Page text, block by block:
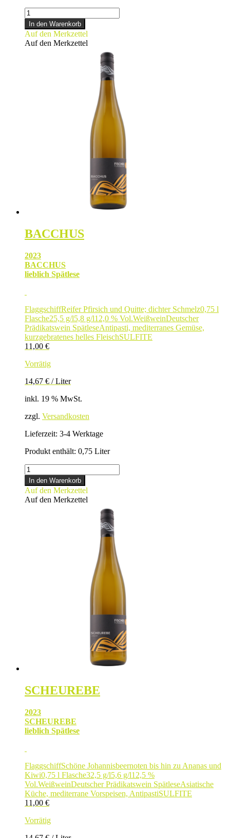
GEWÜRZTRAMINER
Menge
In den Warenkorb
Auf den Merkzettel
Auf den Merkzettel
BACCHUS
2023
BACCHUS
lieblich Spätlese
FlaggschiffReifer Pfirsich und Quitte; dichter Schmelz0,75 l
Flasche25,5 g/l5,8 g/l12,0 % Vol.WeißweinDeutscher
Prädikatswein SpätleseAntipasti, mediterranes Gemüse,
kurzgebratenes helles FleischSULFITE
11,00 €
Vorrätig
14,67 € /Liter
inkl. 19 % MwSt.
zzgl. Versandkosten
Lieferzeit: 3-4 Werktage
Produkt enthält: 0,75 Liter
BACCHUS
Menge
In den Warenkorb
Auf den Merkzettel
Auf den Merkzettel
SCHEUREBE
2023
SCHEUREBE
lieblich Spätlese
FlaggschiffSchöne Johannisbeernoten bis hin zu Ananas und
Kiwi0,75 l Flasche32,5 g/l5,6 g/l12,5 %
Vol.WeißweinDeutscher Prädikatswein SpätleseAsiatische
Küche, mediterrane Vorspeisen, AntipastiSULFITE
11,00 €
Vorrätig